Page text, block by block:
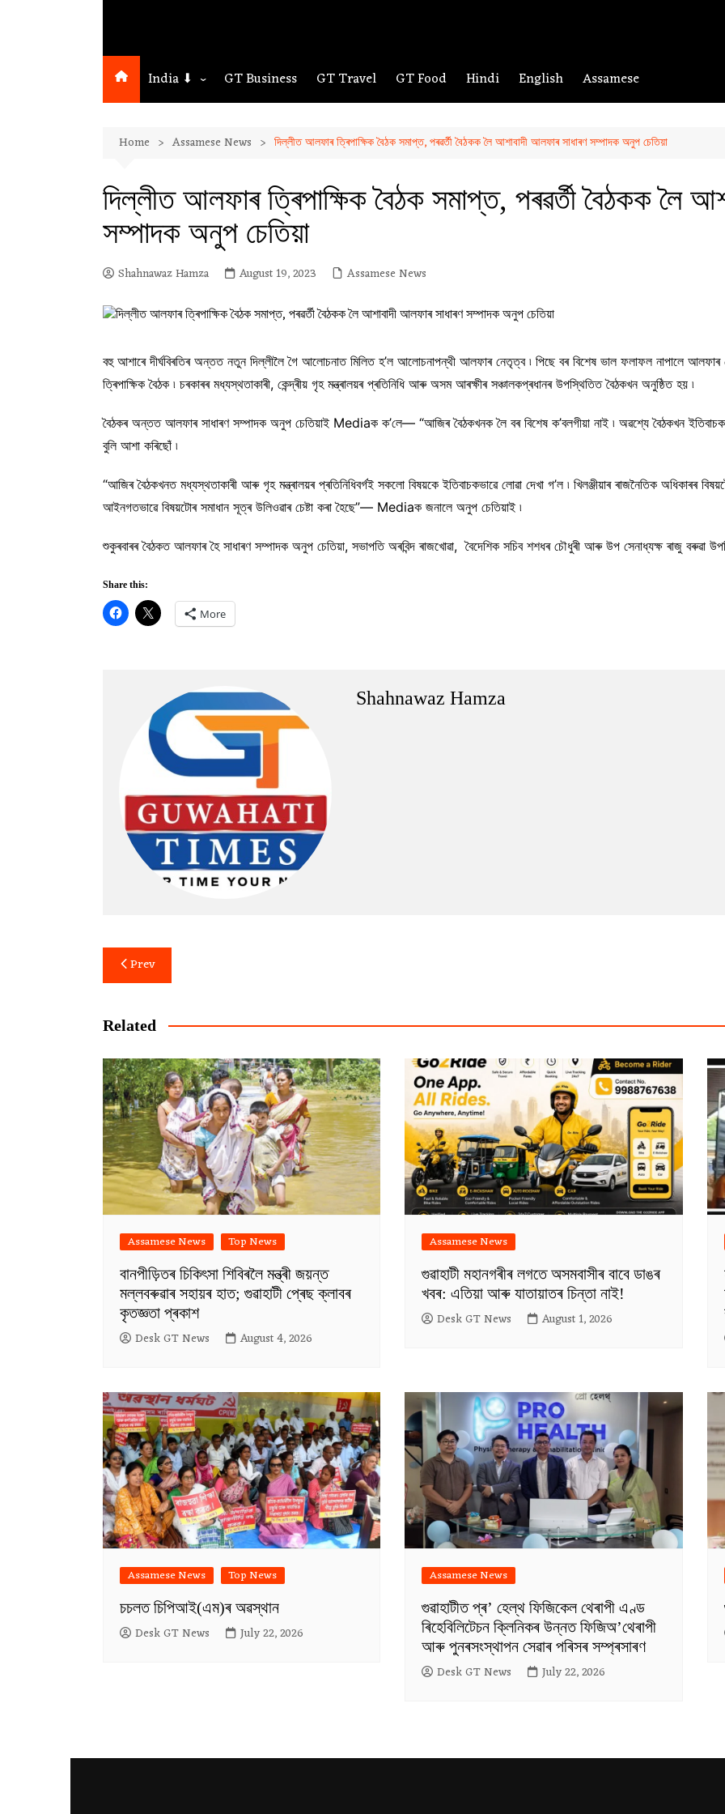
India ⬇
Guwahati
GT Business GT Travel GT Food Hindi English Assamese
Home Assamese News দিল্লীত আলফাৰ ত্ৰিপাক্ষিক বৈঠক সমাপ্ত, পৰৱৰ্তী বৈঠকক লৈ আশাবাদী আলফাৰ সাধাৰণ সম্পাদক অনুপ চেতিয়া
দিল্লীত আলফাৰ ত্ৰিপাক্ষিক বৈঠক সমাপ্ত, পৰৱৰ্তী বৈঠকক লৈ
সম্পাদক অনুপ চেতিয়া
Shahnawaz Hamza August 19, 2023 Assamese News
বহু আশাৰে দীৰ্ঘবিৰতিৰ অন্তত নতুন দিল্লীলৈ গৈ আলোচনাত মিলিত হ’ল আলোচনাপন্থী আলফাৰ নেতৃত্ব ৷ পিছে বৰ বিশেষ ভাল ফলাফল নাপালে
ত্ৰিপাক্ষিক বৈঠক ৷ চৰকাৰৰ মধ্যস্থতাকাৰী, কেন্দ্ৰীয় গৃহ মন্ত্ৰালয়ৰ প্ৰতিনিধি আৰু অসম আৰক্ষীৰ সঞ্চালকপ্ৰধানৰ উপস্থিতিত বৈঠকখন অনুষ্ঠিত হয় ৷
বৈঠকৰ অন্তত আলফাৰ সাধাৰণ সম্পাদক অনুপ চেতিয়াই Mediaক ক’লে— “আজিৰ বৈঠকখনক লৈ বৰ বিশেষ ক’বলগীয়া নাই ৷ অৱশ্যে বৈঠকখন
বুলি আশা কৰিছোঁ ৷
“আজিৰ বৈঠকখনত মধ্যস্থতাকাৰী আৰু গৃহ মন্ত্ৰালয়ৰ প্ৰতিনিধিবৰ্গই সকলো বিষয়কে ইতিবাচকভাৱে লোৱা দেখা গ’ল ৷ খিলঞ্জীয়াৰ ৰাজনৈতিক অধিকাৰৰ
আইনগতভাৱে বিষয়টোৰ সমাধান সূত্ৰ উলিওৱাৰ চেষ্টা কৰা হৈছে”— Mediaক জনালে অনুপ চেতিয়াই ৷
শুকুৰবাৰৰ বৈঠকত আলফাৰ হৈ সাধাৰণ সম্পাদক অনুপ চেতিয়া, সভাপতি অৰবিন্দ ৰাজখোৱা, বৈদেশিক সচিব শশধৰ চৌধুৰী আৰু উপ সেনাধ্যক্ষ ৰাজু বৰুৱা
Share this:
More
Shahnawaz Hamza
Post
navigation
Prev
Related
Assamese News Top News
বানপীড়িতৰ চিকিৎসা শিবিৰলৈ মন্ত্ৰী জয়ন্ত
মল্লবৰুৱাৰ সহায়ৰ হাত; গুৱাহাটী প্ৰেছ ক্লাবৰ
কৃতজ্ঞতা প্ৰকাশ
Desk GT News August 4, 2026
Assamese News
গুৱাহাটী মহানগৰীৰ লগতে অসমবাসীৰ বাবে ডাঙৰ
খবৰ: এতিয়া আৰু যাতায়াতৰ চিন্তা নাই!
Desk GT News August 1, 2026
Assamese News Top News
চচলত চিপিআই(এম)ৰ অৱস্থান
Desk GT News July 22, 2026
Assamese News
গুৱাহাটীত প্ৰ’ হেল্থ ফিজিকেল থেৰাপী এণ্ড
ৰিহেবিলিটেচন ক্লিনিকৰ উন্নত ফিজিঅ’থেৰাপী
আৰু পুনৰসংস্থাপন সেৱাৰ পৰিসৰ সম্প্ৰসাৰণ
Desk GT News July 22, 2026